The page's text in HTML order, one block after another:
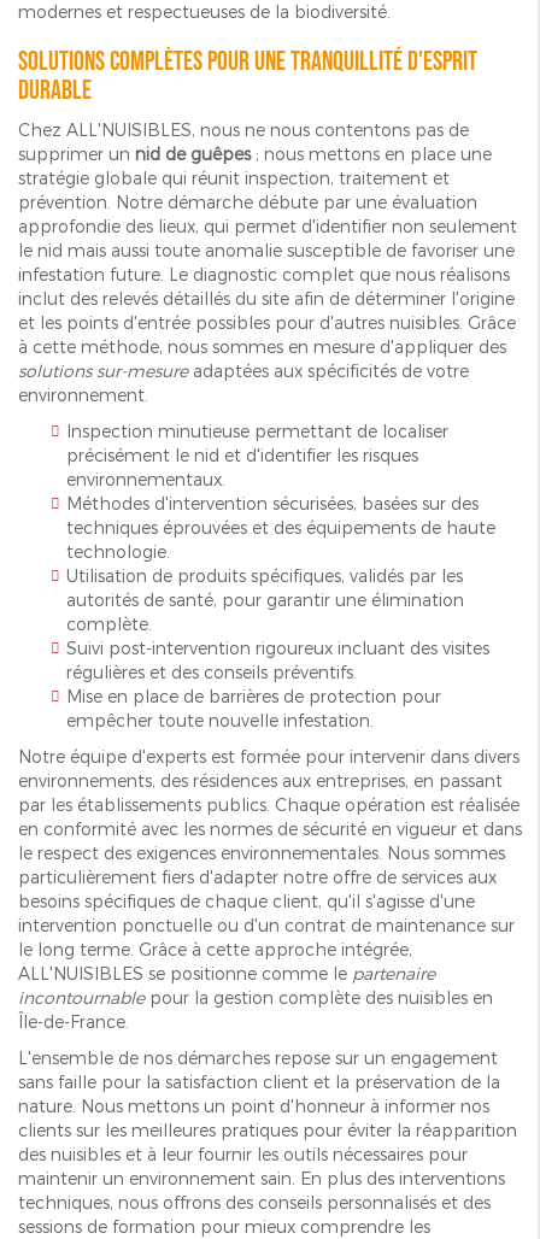
modernes et respectueuses de la biodiversité.
Solutions complètes pour une tranquillité d'esprit
durable
Chez ALL'NUISIBLES, nous ne nous contentons pas de
supprimer un nid de guêpes; nous mettons en place une
stratégie globale qui réunit inspection, traitement et
prévention. Notre démarche débute par une évaluation
approfondie des lieux, qui permet d'identifier non seulement
le nid mais aussi toute anomalie susceptible de favoriser une
infestation future. Le diagnostic complet que nous réalisons
inclut des relevés détaillés du site afin de déterminer l'origine
et les points d'entrée possibles pour d'autres nuisibles. Grâce
à cette méthode, nous sommes en mesure d'appliquer des
solutions sur-mesureadaptées aux spécificités de votre
environnement.
Inspection minutieuse permettant de localiser
précisément le nid et d'identifier les risques
environnementaux.
Méthodes d'intervention sécurisées, basées sur des
techniques éprouvées et des équipements de haute
technologie.
Utilisation de produits spécifiques, validés par les
autorités de santé, pour garantir une élimination
complète.
Suivi post-intervention rigoureux incluant des visites
régulières et des conseils préventifs.
Mise en place de barrières de protection pour
empêcher toute nouvelle infestation.
Notre équipe d'experts est formée pour intervenir dans divers
environnements, des résidences aux entreprises, en passant
par les établissements publics. Chaque opération est réalisée
en conformité avec les normes de sécurité en vigueur et dans
le respect des exigences environnementales. Nous sommes
particulièrement fiers d'adapter notre offre de services aux
besoins spécifiques de chaque client, qu'il s'agisse d'une
intervention ponctuelle ou d'un contrat de maintenance sur
le long terme. Grâce à cette approche intégrée,
ALL'NUISIBLES se positionne comme le partenaire
incontournablepour la gestion complète des nuisibles en
Île-de-France.
L'ensemble de nos démarches repose sur un engagement
sans faille pour la satisfaction client et la préservation de la
nature. Nous mettons un point d'honneur à informer nos
clients sur les meilleures pratiques pour éviter la réapparition
des nuisibles et à leur fournir les outils nécessaires pour
maintenir un environnement sain. En plus des interventions
techniques, nous offrons des conseils personnalisés et des
sessions de formation pour mieux comprendre les